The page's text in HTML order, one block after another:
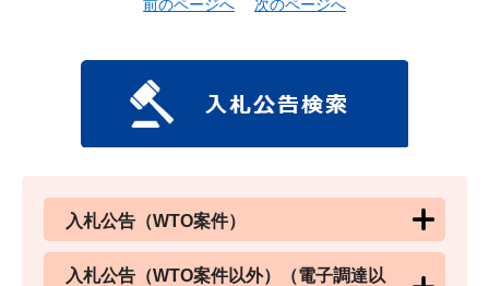
前のページへ 次のページへ
入札公告（WTO案件）
入札公告（WTO案件以外）（電子調達以